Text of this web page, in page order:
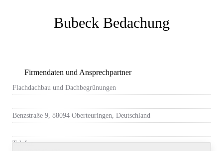
Bubeck Bedachung
Firmendaten und Ansprechpartner
Flachdachbau und Dachbegrünungen
Benzstraße 9, 88094 Oberteuringen, Deutschland
Telefon